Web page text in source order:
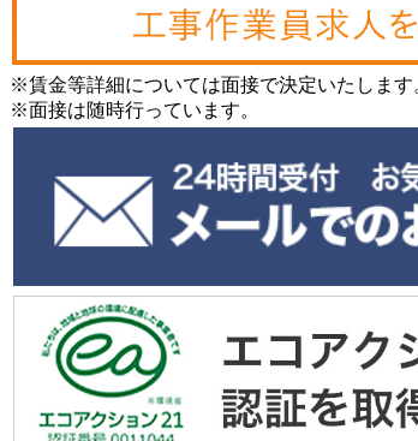
※賃金等詳細については面接で決定いたします
※面接は随時行っています。